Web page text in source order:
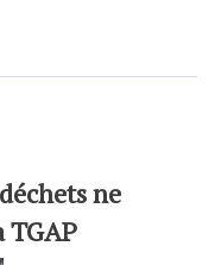
ne
TGAP